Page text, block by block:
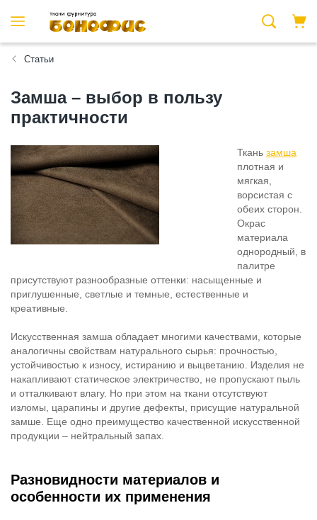
Статьи
Замша – выбор в пользу
практичности
Ткань замша
плотная и
мягкая,
ворсистая с
обеих сторон.
Окрас
материала
однородный, в
палитре
присутствуют разнообразные оттенки: насыщенные и
приглушенные, светлые и темные, естественные и
креативные.
Искусственная замша обладает многими качествами, которые
аналогичны свойствам натурального сырья: прочностью,
устойчивостью к износу, истиранию и выцветанию. Изделия не
накапливают статическое электричество, не пропускают пыль
и отталкивают влагу. Но при этом на ткани отсутствуют
изломы, царапины и другие дефекты, присущие натуральной
замше. Еще одно преимущество качественной искусственной
продукции – нейтральный запах.
Разновидности материалов и
особенности их применения